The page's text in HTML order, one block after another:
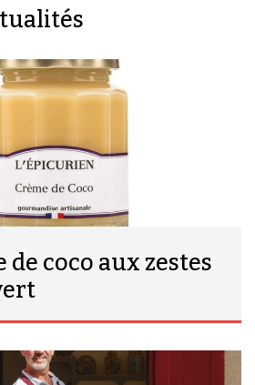
de coco aux zestes